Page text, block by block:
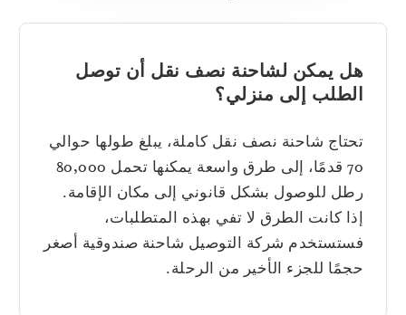
هل يمكن لشاحنة نصف نقل أن توصل
الطلب إلى منزلي؟
تحتاج شاحنة نصف نقل كاملة، يبلغ طولها حوالي
70 قدمًا، إلى طرق واسعة يمكنها تحمل 80,000
رطل للوصول بشكل قانوني إلى مكان الإقامة.
إذا كانت الطرق لا تفي بهذه المتطلبات،
فستستخدم شركة التوصيل شاحنة صندوقية أصغر
حجمًا للجزء الأخير من الرحلة.